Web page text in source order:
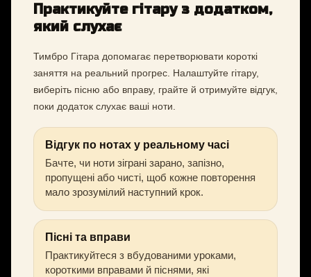
Практикуйте гітару з додатком,
який слухає
Тимбро Гітара допомагає перетворювати короткі
заняття на реальний прогрес. Налаштуйте гітару,
виберіть пісню або вправу, грайте й отримуйте відгук,
поки додаток слухає ваші ноти.
Відгук по нотах у реальному часі
Бачте, чи ноти зіграні зарано, запізно,
пропущені або чисті, щоб кожне повторення
мало зрозумілий наступний крок.
Пісні та вправи
Практикуйтеся з вбудованими уроками,
короткими вправами й піснями, які